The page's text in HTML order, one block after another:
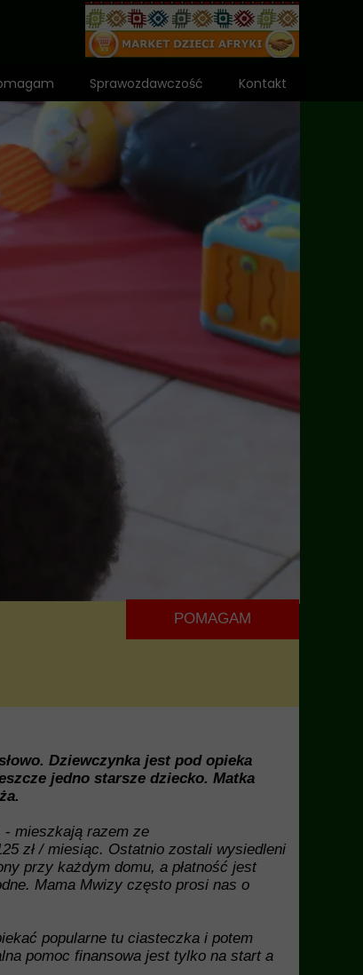
POMAGAM
Dziewczynka jest pod opieka
jedno starsze dziecko. Matka
- mieszkają razem ze
zł / miesiąc. Ostatnio zostali wysiedleni
przy każdym domu, a płatność jest
Mama Mwizy często prosi nas o
popularne tu ciasteczka i potem
pomoc finansowa jest tylko na start a
Sprawozdawczość Kontakt